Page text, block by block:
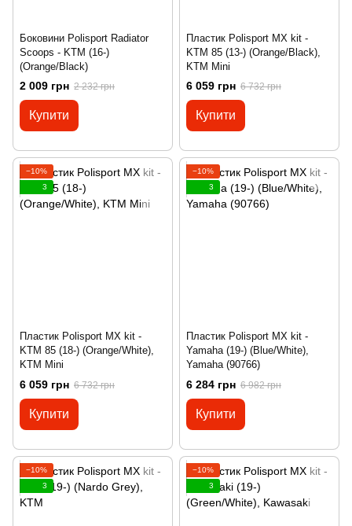
Боковини Polisport Radiator
Scoops - KTM (16-)
(Orange/Black)
2 009 грн 2 232 грн
Купити
Пластик Polisport MX kit -
KTM 85 (13-) (Orange/Black),
KTM Mini
6 059 грн 6 732 грн
Купити
−10%
3
Пластик Polisport MX kit -
KTM 85 (18-) (Orange/White),
KTM Mini
6 059 грн 6 732 грн
Купити
−10%
3
Пластик Polisport MX kit -
Yamaha (19-) (Blue/White),
Yamaha (90766)
6 284 грн 6 982 грн
Купити
−10%
3
−10%
3